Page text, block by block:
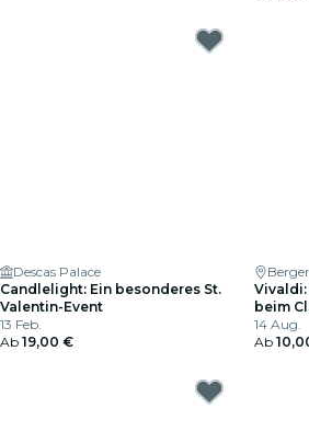
Descas Palace
Candlelight: Ein besonderes St.
Valentin-Event
13 Feb.
Ab 19,00 €
Vivaldi:
beim
14 Aug.
Ab